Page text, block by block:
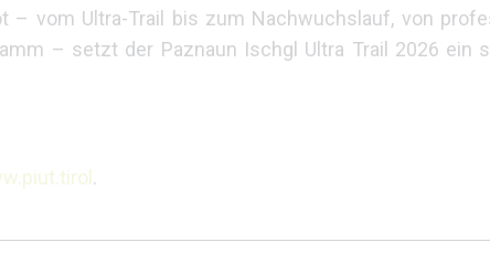
– vom Ultra-Trail bis zum Nachwuchslauf, von
– setzt der Paznaun Ischgl Ultra Trail 2026
.